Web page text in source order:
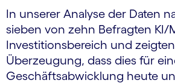
In unserer Analyse der Daten
sieben von zehn Befragten KI/
Investitionsbereich und
Überzeugung, dass dies für
Geschäftsabwicklung heute